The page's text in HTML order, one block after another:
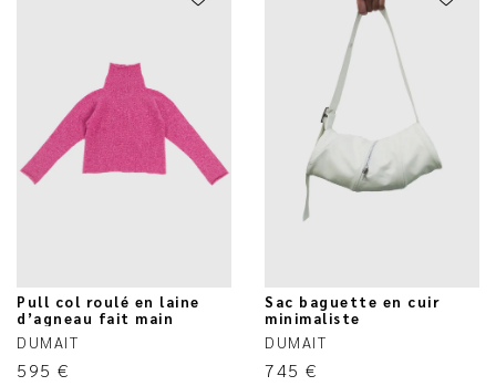
Pull col roulé en laine
d’agneau fait main
DUMAIT
595 €
Sac baguette en cuir
minimaliste
DUMAIT
745 €